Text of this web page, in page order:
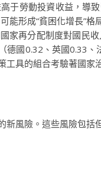
于勞動投資收益，導
能形成“貧困化增長”
家再分配制度對國民
德國0.32、英國0.33
具的組合考驗著國
風險。這些風險包